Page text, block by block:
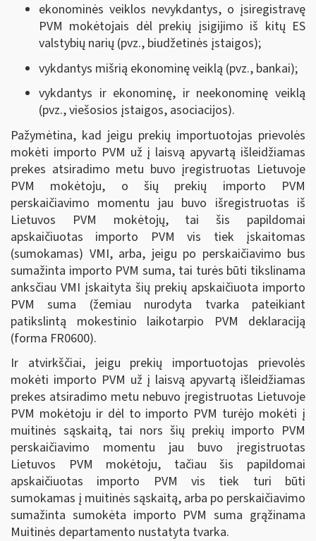
ekonominės veiklos nevykdantys, o įsiregistravę
PVM mokėtojais dėl prekių įsigijimo iš kitų ES
valstybių narių (pvz., biudžetinės įstaigos);
vykdantys mišrią ekonominę veiklą (pvz., bankai);
vykdantys ir ekonominę, ir neekonominę veiklą
(pvz., viešosios įstaigos, asociacijos).
Pažymėtina, kad jeigu prekių importuotojas prievolės
mokėti importo PVM už į laisvą apyvartą išleidžiamas
prekes atsiradimo metu buvo įregistruotas Lietuvoje
PVM mokėtoju, o šių prekių importo PVM
perskaičiavimo momentu jau buvo išregistruotas iš
Lietuvos PVM mokėtojų, tai šis papildomai
apskaičiuotas importo PVM vis tiek įskaitomas
(sumokamas) VMI, arba, jeigu po perskaičiavimo bus
sumažinta importo PVM suma, tai turės būti tikslinama
anksčiau VMI įskaityta šių prekių apskaičiuota importo
PVM suma (žemiau nurodyta tvarka pateikiant
patikslintą mokestinio laikotarpio PVM deklaraciją
(forma FR0600).
Ir atvirkščiai, jeigu prekių importuotojas prievolės
mokėti importo PVM už į laisvą apyvartą išleidžiamas
prekes atsiradimo metu nebuvo įregistruotas Lietuvoje
PVM mokėtoju ir dėl to importo PVM turėjo mokėti į
muitinės sąskaitą, tai nors šių prekių importo PVM
perskaičiavimo momentu jau buvo įregistruotas
Lietuvos PVM mokėtoju, tačiau šis papildomai
apskaičiuotas importo PVM vis tiek turi būti
sumokamas į muitinės sąskaitą, arba po perskaičiavimo
sumažinta sumokėta importo PVM suma grąžinama
Muitinės departamento nustatyta tvarka.